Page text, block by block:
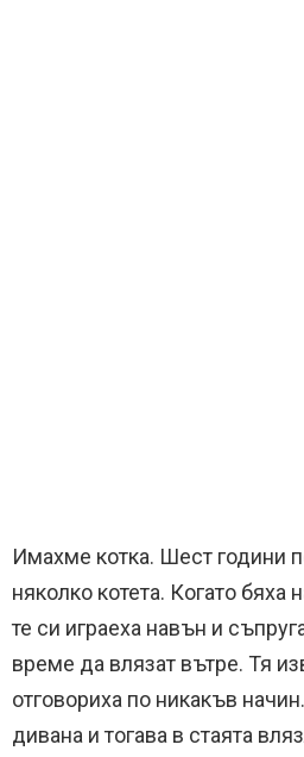
Имахме котка. Шест години
няколко котета. Когато бяха
те си играеха навън и
време да влязат вътре. Тя
отговориха по никакъв
дивана и тогава в стаята